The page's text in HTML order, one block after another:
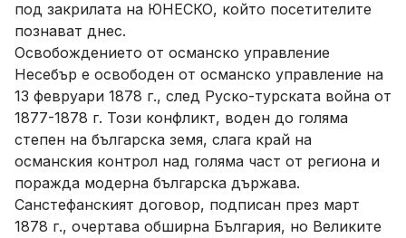
под закрилата на ЮНЕСКО, който посетителите
познават днес.
Освобождението от османско управление
Несебър е освободен от османско управление на
13 февруари 1878 г., след Руско-турската война от
1877-1878 г. Този конфликт, воден до голяма
степен на българска земя, слага край на
османския контрол над голяма част от региона и
поражда модерна българска държава.
Санстефанският договор, подписан през март
1878 г., очертава обширна България, но Великите